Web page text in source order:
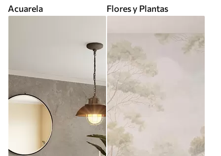
Acuarela Flores y Plantas